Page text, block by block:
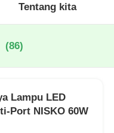
Tentang kita
(86)
Lampu LED
Port NISKO 60W